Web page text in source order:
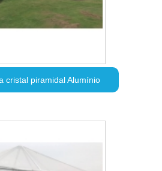
cristal piramidal Alumínio